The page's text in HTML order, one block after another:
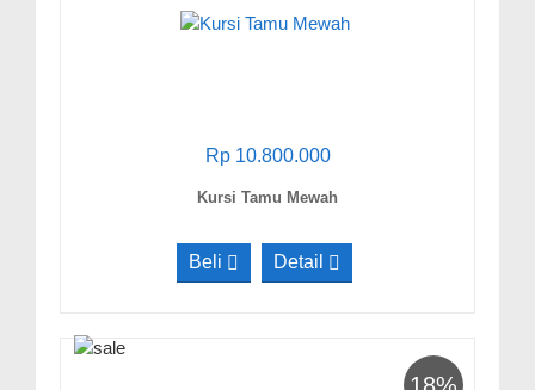
Rp 10.800.000
Kursi Tamu Mewah
Beli Detail